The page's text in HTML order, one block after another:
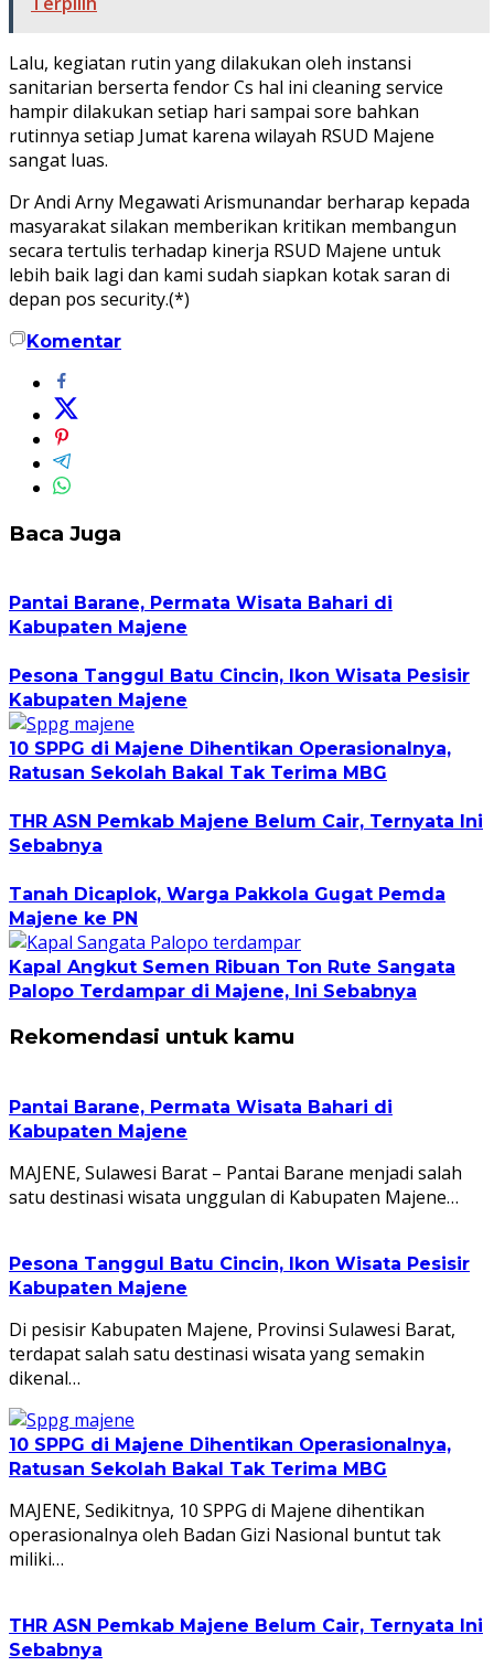
Lalu, kegiatan rutin yang dilakukan oleh instansi
sanitarian berserta fendor Cs hal ini cleaning service
hampir dilakukan setiap hari sampai sore bahkan
rutinnya setiap Jumat karena wilayah RSUD Majene
sangat luas.
Dr Andi Arny Megawati Arismunandar berharap kepada
masyarakat silakan memberikan kritikan membangun
secara tertulis terhadap kinerja RSUD Majene untuk
lebih baik lagi dan kami sudah siapkan kotak saran di
depan pos security.(*)
Komentar
Baca Juga
Pantai Barane, Permata Wisata Bahari di
Kabupaten Majene
Pesona Tanggul Batu Cincin, Ikon Wisata Pesisir
Kabupaten Majene
10 SPPG di Majene Dihentikan Operasionalnya,
Ratusan Sekolah Bakal Tak Terima MBG
THR ASN Pemkab Majene Belum Cair, Ternyata Ini
Sebabnya
Tanah Dicaplok, Warga Pakkola Gugat Pemda
Majene ke PN
Kapal Angkut Semen Ribuan Ton Rute Sangata
Palopo Terdampar di Majene, Ini Sebabnya
Rekomendasi untuk kamu
Pantai Barane, Permata Wisata Bahari di
Kabupaten Majene
MAJENE, Sulawesi Barat – Pantai Barane menjadi salah
satu destinasi wisata unggulan di Kabupaten Majene…
Pesona Tanggul Batu Cincin, Ikon Wisata Pesisir
Kabupaten Majene
Di pesisir Kabupaten Majene, Provinsi Sulawesi Barat,
terdapat salah satu destinasi wisata yang semakin
dikenal…
10 SPPG di Majene Dihentikan Operasionalnya,
Ratusan Sekolah Bakal Tak Terima MBG
MAJENE, Sedikitnya, 10 SPPG di Majene dihentikan
operasionalnya oleh Badan Gizi Nasional buntut tak
miliki…
THR ASN Pemkab Majene Belum Cair, Ternyata Ini
Sebabnya